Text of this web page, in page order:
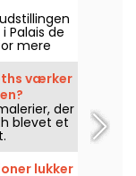
Palais de
mere
af
for unge
værker
der
blevet et
fra Paris,
af
lukker